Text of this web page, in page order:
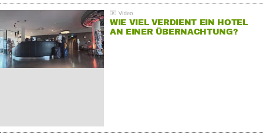
WIE VIEL VERDIENT EIN HOTEL
AN EINER ÜBERNACHTUNG?